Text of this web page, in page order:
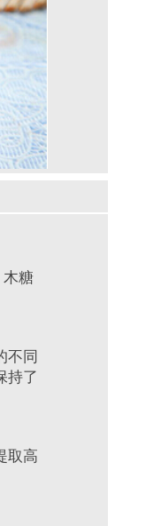
糖
不同
持了
取高